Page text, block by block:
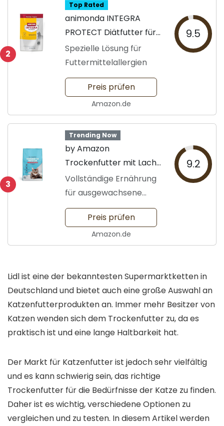
2
Top Rated
animonda INTEGRA
PROTECT Diätfutter für
Katzen
Spezielle Lösung für
Futtermittelallergien
9.5
Preis prüfen
Amazon.de
3
Trending Now
by Amazon
Trockenfutter mit Lachs
und Thunfisch
Vollständige Ernährung
für ausgewachsene
Katzen
9.2
Preis prüfen
Amazon.de
Lidl ist eine der bekanntesten Supermarktketten in
Deutschland und bietet auch eine große Auswahl an
Katzenfutterprodukten an. Immer mehr Besitzer von
Katzen wenden sich dem Trockenfutter zu, da es
praktisch ist und eine lange Haltbarkeit hat.
Der Markt für Katzenfutter ist jedoch sehr vielfältig
und es kann schwierig sein, das richtige
Trockenfutter für die Bedürfnisse der Katze zu finden.
Daher ist es wichtig, verschiedene Optionen zu
vergleichen und zu testen. In diesem Artikel werden